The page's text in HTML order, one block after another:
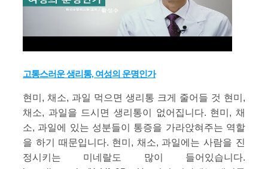
고통스러운 생리통, 여성의 운명인가
현미, 채소, 과일 먹으면 생리통 크게 줄어들 것 현미,
채소, 과일을 드시면 생리통이 없어집니다. 현미, 채
소, 과일에 있는 성분들이 통증을 가라앉혀주는 역할
을 하기 때문입니다. 현미, 채소, 과일에는 사람을 진
정시키는 미네랄도 많이 들어있습니다.